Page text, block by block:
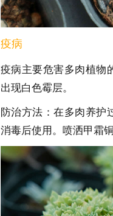
疫病
疫病主要危害多肉植物
出现白色霉层。
防治方法：在多肉养护
消毒后使用。喷洒甲霜